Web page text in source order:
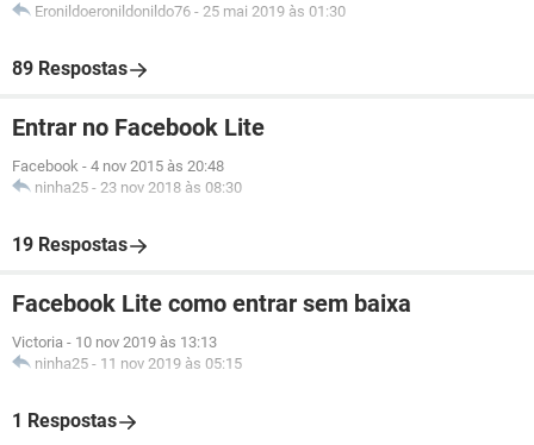
Eronildoeronildonildo76 - 25 mai 2019 às 01:30
89 Respostas
Entrar no Facebook Lite
Facebook - 4 nov 2015 às 20:48
ninha25 - 23 nov 2018 às 08:30
19 Respostas
Facebook Lite como entrar sem baixa
Victoria - 10 nov 2019 às 13:13
ninha25 - 11 nov 2019 às 05:15
1 Respostas